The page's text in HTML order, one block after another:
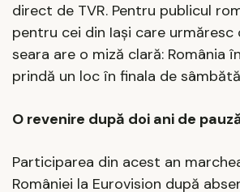
direct de TVR. Pentru publicul
pentru cei din Iași care
seara are o miză clară: România
prindă un loc în finala de
O revenire după doi ani de
Participarea din acest an
României la Eurovision după